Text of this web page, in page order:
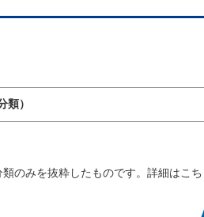
類）
のみを抜粋したものです。詳細はこち